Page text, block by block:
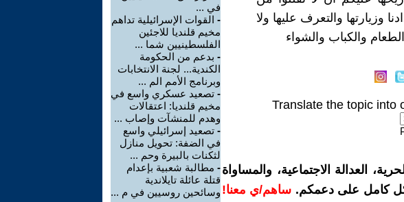
وزيارتها والتعرف عليها ولا
والكباب والشواء
Translate the topic into
العدالة الاجتماعية، والمساواة
كامل على دعمكم. ساهم/ي معنا!
في ...
- القوات الإسرائيلية تداهم
مخيم قلنديا للاجئين
الفلسطينيين شما ...
- بدعم من الحكومة
الكندية... لجنة الانتخابات
وبرنامج الأمم الم ...
- تصعيد عسكري واسع في
مخيم قلنديا: اعتقالات
وهدم للمنشآت وإصاب ...
- تصعيد إسرائيلي واسع
في الضفة: تحويل منازل
لثكنات بالبيرة وحم ...
- مطالبة شعبية بإعدام
قتلة عائلة تايلاندية
وسائحين روسيين في م ...